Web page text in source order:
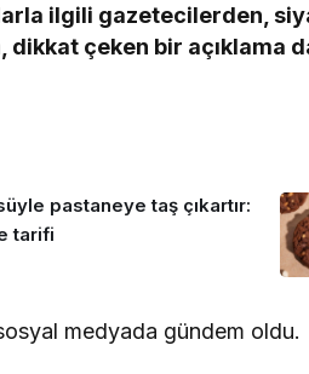
ilgili gazetecilerden,
çeken bir açıklama
pastaneye taş çıkartır:
tarifi
medyada gündem oldu.